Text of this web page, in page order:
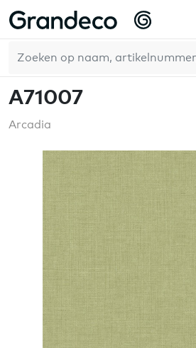
Home GrandecoLife Arcadia
A71007
Arcadia